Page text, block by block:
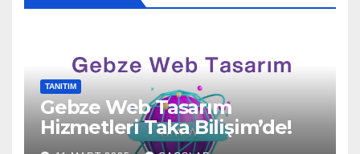
TANITIM
Gebze Web Tasarım
Hizmetleri Taka Bilişim’de!